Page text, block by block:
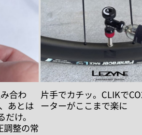
合わ
あとは
け。
調整の常
片手でカチッ。CLIKで
ーターがここまで楽に